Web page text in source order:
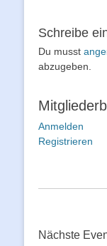
Schreibe
Du musst
abzugeben.
Anmelden
Registrieren
Nächste